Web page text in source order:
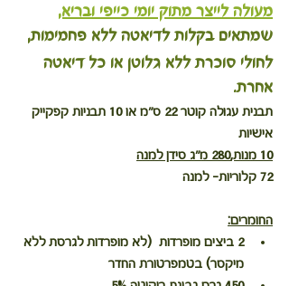
מעולה לייצר מתוק יומי כייפי ובריא,
שמתאים בקלות לדיאטה ללא פחמימות,
לחולי סוכרת ללא גלוטן או כל דיאטה
אחרת.
תבנית עגולה קוטר 22 ס"מ או 10 תבניות קפקייק
אישיות
10 מנות,280 מ"ג סידן למנה
72 קלוריות- למנה
החומרים:
2 ביצים מופרדות  (לא מופרדות לגרסת ללא
מיקסר) בטמפרטורת החדר